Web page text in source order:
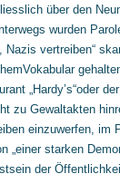
über den
wurden
Nazis vertreiben“
„Hardy’s“oder
zu Gewaltakten
einzuwerfen, im
„einer starken
der